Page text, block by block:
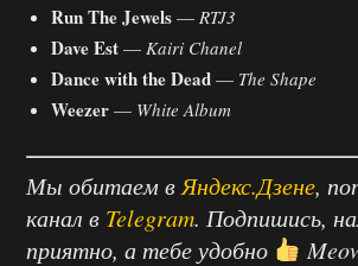
Run The Jewels — RTJ3
Dave Est — Kairi Chanel
Dance with the Dead — The Shape
Weezer — White Album
Мы обитаем в Яндекс.Дзене,
канал в Telegram. Подпишись,
приятно, а тебе удобно